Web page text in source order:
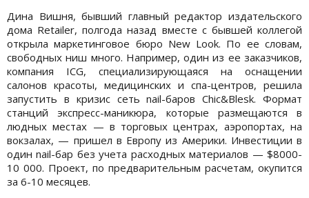
Дина Вишня, бывший главный редактор издательского
дома Retailer, полгода назад вместе с бывшей коллегой
открыла маркетинговое бюро New Look. По ее словам,
свободных ниш много. Например, один из ее заказчиков,
компания ICG, специализирующаяся на оснащении
салонов красоты, медицинских и спа-центров, решила
запустить в кризис сеть nail-баров Chic&Blesk. Формат
станций экспресс-маникюра, которые размещаются в
людных местах — в торговых центрах, аэропортах, на
вокзалах, — пришел в Европу из Америки. Инвестиции в
один nail-бар без учета расходных материалов — $8000-
10 000. Проект, по предварительным расчетам, окупится
за 6-10 месяцев.